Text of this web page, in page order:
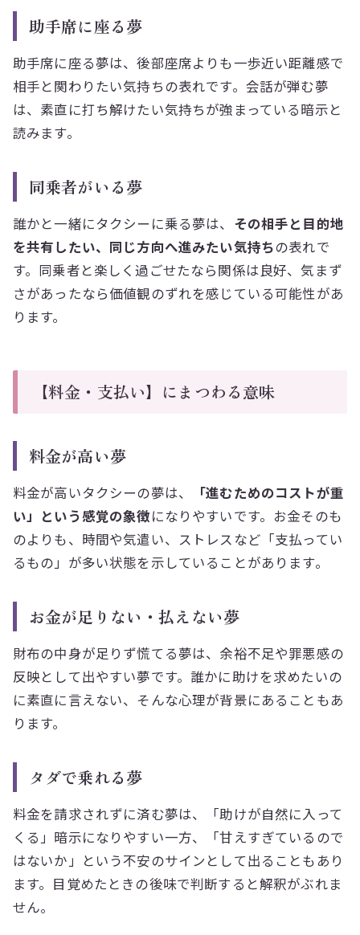
助手席に座る夢
助手席に座る夢は、後部座席よりも一歩近い距離感で
相手と関わりたい気持ちの表れです。会話が弾む夢
は、素直に打ち解けたい気持ちが強まっている暗示と
読みます。
同乗者がいる夢
誰かと一緒にタクシーに乗る夢は、 その相手と目的地
を共有したい、同じ方向へ進みたい気持ちの表れで
す。同乗者と楽しく過ごせたなら関係は良好、気まず
さがあったなら価値観のずれを感じている可能性があ
ります。
【料金・支払い】にまつわる意味
料金が高い夢
料金が高いタクシーの夢は、
「進むためのコストが重
い」という感覚の象徴になりやすいです。お金そのも
のよりも、時間や気遣い、ストレスなど「支払ってい
るもの」が多い状態を示していることがあります。
お金が足りない・払えない夢
財布の中身が足りず慌てる夢は、余裕不足や罪悪感の
反映として出やすい夢です。誰かに助けを求めたいの
に素直に言えない、そんな心理が背景にあることもあ
ります。
タダで乗れる夢
料金を請求されずに済む夢は、「助けが自然に入って
くる」暗示になりやすい一方、「甘えすぎているので
はないか」という不安のサインとして出ることもあり
ます。目覚めたときの後味で判断すると解釈がぶれま
せん。